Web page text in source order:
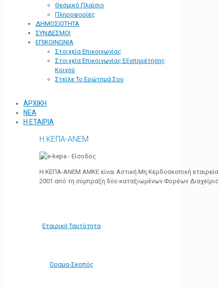
Θεσμικό Πλαίσιο
Πληροφορίες
ΔΗΜΟΣΙΟΤΗΤΑ
ΣΥΝΔΕΣΜΟΙ
ΕΠΙΚΟΙΝΩΝΙΑ
Στοιχεία Επικοινωνίας
Στοιχεία Επικοινωνίας Εξυπηρέτησης
Κοινού
Στείλε Το Ερώτημά Σου
ΑΡΧΙΚΗ
ΝΕΑ
Η ΕΤΑΙΡΙΑ
Η ΚΕΠΑ-ΑΝΕΜ
Η ΚΕΠΑ-ΑΝΕΜ ΑΜΚΕ είναι Αστική Μη Κερδοσκοπική
2001 από τη σύμπραξη δύο καταξιωμένων Φορέων
Εταιρική Ταυτότητα
Όραμα-Σκοπός